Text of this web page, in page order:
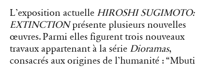
L’exposition actuelle HIROSHI SUGIMOTO:
EXTINCTIONprésente plusieurs nouvelles
œuvres. Parmi elles figurent trois nouveaux
travaux appartenant à la série Dioramas,
consacrés aux origines de l’humanité : “Mbuti